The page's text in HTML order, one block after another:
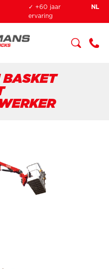
✓ +60 jaar
ervaring
NL
SERVICE
BASKET